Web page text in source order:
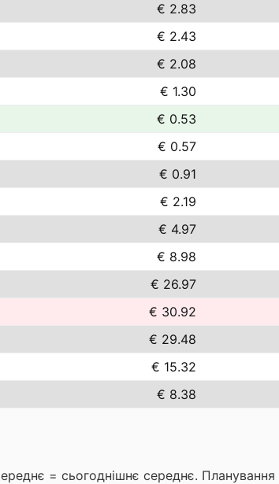
€ 2.83
€ 2.43
€ 2.08
€ 1.30
€ 0.53
€ 0.57
€ 0.91
€ 2.19
€ 4.97
€ 8.98
€ 26.97
€ 30.92
€ 29.48
€ 15.32
€ 8.38
= сьогоднішнє середнє.